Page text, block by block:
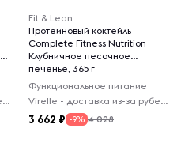
Virelle - доставка из-за рубежа
Fit & Lean
Протеиновый коктейль
Complete Fitness Nutrition
Клубничное песочное
печенье, 365 г
Функциональное питание
Virelle - доставка из-за рубежа
3 662 -9% 4 028